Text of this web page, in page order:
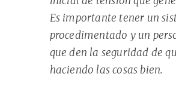
Es importante tener un
procedimentado y un
que den la seguridad de
haciendo las cosas bien.